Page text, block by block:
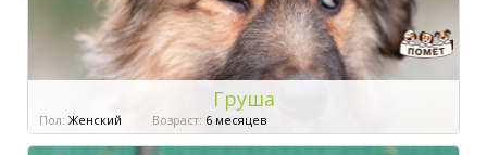
Груша
Пол: Женский Возраст: 6 месяцев